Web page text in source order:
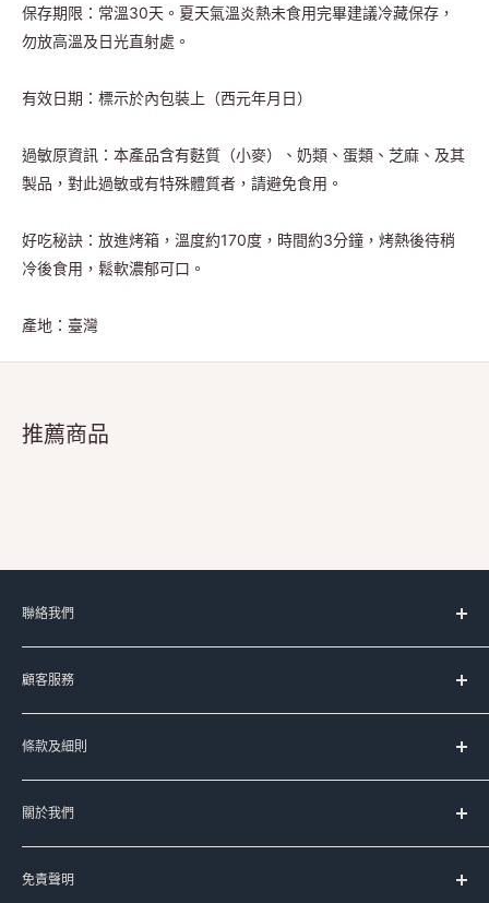
保存期限：常溫30天。夏天氣溫炎熱未食用完畢建議冷藏保存，
勿放高溫及日光直射處。
有效日期：標示於內包裝上（西元年月日）
過敏原資訊：本產品含有麩質（小麥）、奶類、蛋類、芝麻、及其
製品，對此過敏或有特殊體質者，請避免食用。
好吃秘訣：放進烤箱，溫度約170度，時間約3分鐘，烤熱後待稍
冷後食用，鬆軟濃郁可口。
產地：臺灣
推薦商品
聯絡我們
服務時間：
星期一至五 上午11時-晚上8時
(星期六﹑日及公眾假期休息)
Signal:+852 90107944
Line:@meadowduck
Meta Messenger
FB:meadowduck
顧客服務
台灣代購服務流程
如何購買
送貨服務
常見問題
聯絡我們
條款及細則
服務條款
運送條款
私隱政策
退換貨政策
關於我們
Meadow Duck 的品牌故事
免責聲明